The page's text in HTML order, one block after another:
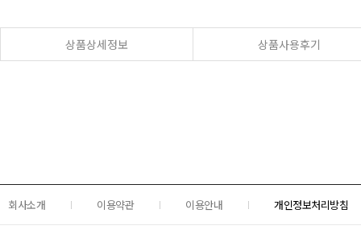
상품상세정보 상품사용후기
회사소개 이용약관 이용안내 개인정보처리방침